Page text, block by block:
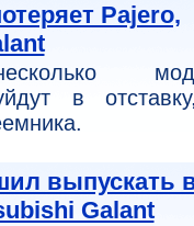
Pajero,
в
выпускать
Galant